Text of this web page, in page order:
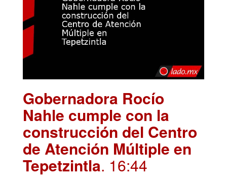
Gobernadora Rocío
Nahle cumple con la
construcción del Centro
de Atención Múltiple en
Tepetzintla. 16:44